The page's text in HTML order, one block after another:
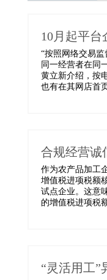
10月起平
“按照网络交易
同一经营者在同
黄立新介绍，按
也有在其网店首
合规经营诚
作为农产品加工
增值税进项税额
试点企业。这意
的增值税进项税
“灵活用工